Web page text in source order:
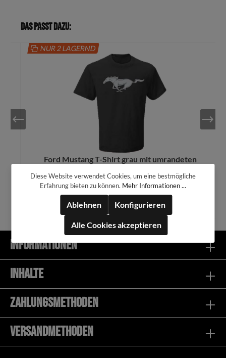
Das passt dazu:
NUR 2 LAGERND
Ford Mustang T-Shirt grau mit umrandeten
39,99 €*
Informationen
Inhalte
Zahlungsmethoden
Versandmethoden
Diese Website verwendet Cookies, um eine bestmögliche
Erfahrung bieten zu können. Mehr Informationen ...
Ablehnen Konfigurieren
Alle Cookies akzeptieren